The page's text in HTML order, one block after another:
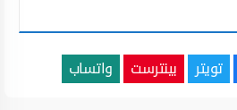
تويتر بينترست واتساب